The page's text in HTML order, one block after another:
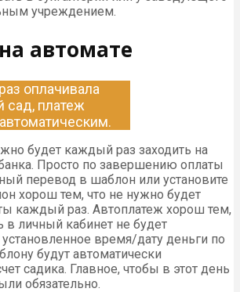
учреждением.
автомате
оплачивала
сад, платеж
будет каждый раз заходить на
Просто по завершению оплаты
перевод в шаблон или установите
хорош тем, что не нужно будет
каждый раз. Автоплатеж хорош тем,
в личный кабинет не будет
время/дату деньги по
будут автоматически
садика. Главное, чтобы в этот день
обязательно.